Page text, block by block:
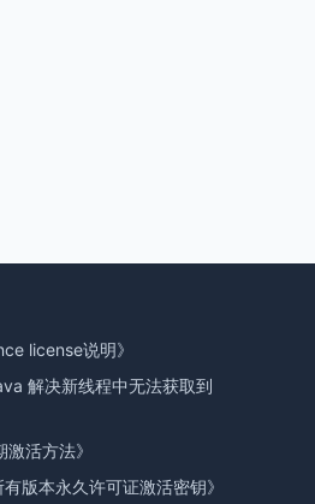
license说明》
解决新线程中无法获取到
激活方法》
版本永久许可证激活密钥》